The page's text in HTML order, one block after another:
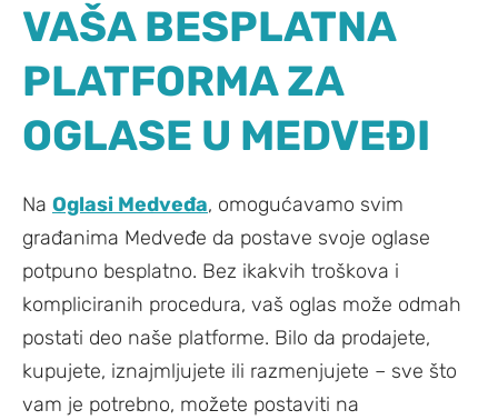
VAŠA BESPLATNA
PLATFORMA ZA
OGLASE U MEDVEĐI
Na Oglasi Medveđa, omogućavamo svim
građanima Medveđe da postave svoje oglase
potpuno besplatno. Bez ikakvih troškova i
kompliciranih procedura, vaš oglas može odmah
postati deo naše platforme. Bilo da prodajete,
kupujete, iznajmljujete ili razmenjujete – sve što
vam je potrebno, možete postaviti na